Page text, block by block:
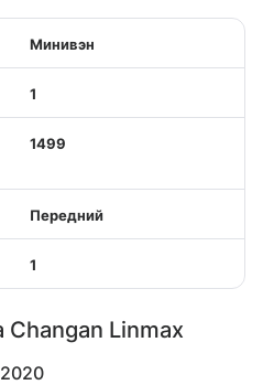
Минивэн
1
1499
Передний
1
Changan Linmax